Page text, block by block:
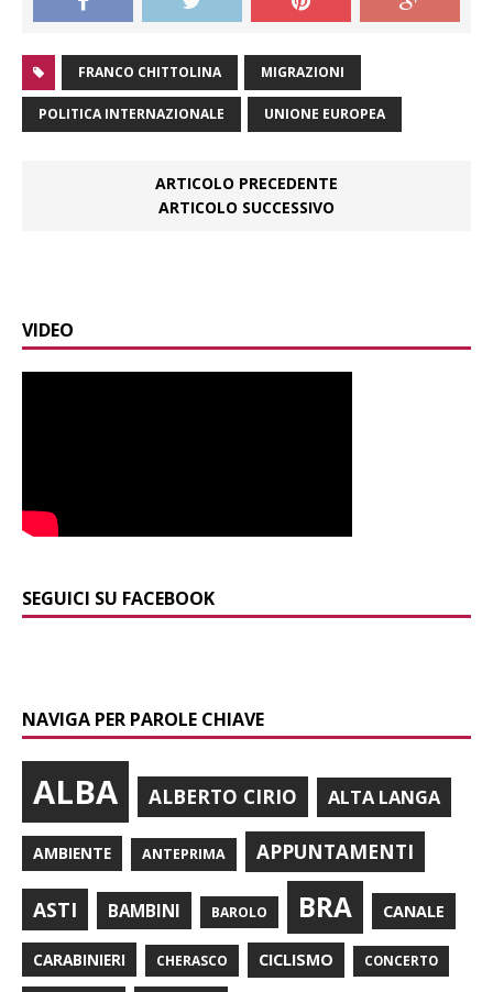
FRANCO CHITTOLINA MIGRAZIONI
POLITICA INTERNAZIONALE UNIONE EUROPEA
ARTICOLO PRECEDENTE
ARTICOLO SUCCESSIVO
VIDEO
SEGUICI SU FACEBOOK
NAVIGA PER PAROLE CHIAVE
ALBA ALBERTO CIRIO ALTA LANGA
AMBIENTE ANTEPRIMA APPUNTAMENTI
ASTI BAMBINI BAROLO BRA CANALE
CARABINIERI CHERASCO CICLISMO CONCERTO